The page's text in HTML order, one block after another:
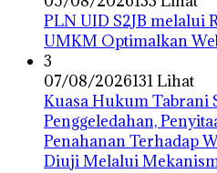
PLN UID S2JB melalui
UMKM Optimalkan
3
07/08/2026131 Lihat
‎Kuasa Hukum Tabrani
Penggeledahan,
Penahanan Terhadap
Diuji Melalui